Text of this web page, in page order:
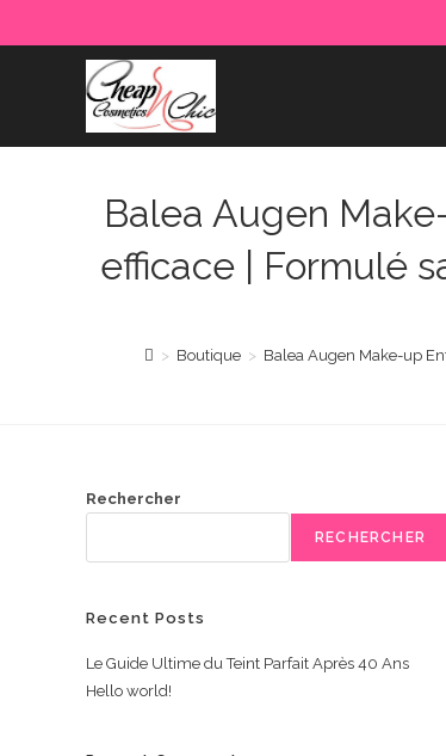
to
Balea Augen
efficace | Formulé
> Boutique > Balea Augen Make-up
Rechercher
RECHERCHER
Recent Posts
Le Guide Ultime du Teint Parfait Après 40 Ans
Hello world!